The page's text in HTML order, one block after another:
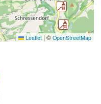
Leaflet | © OpenStreetMap